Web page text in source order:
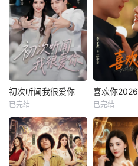
初次听闻我很爱你
已完结
喜欢你2026
已完结